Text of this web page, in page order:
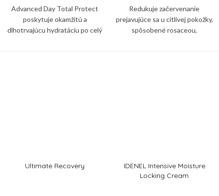
Advanced Day Total Protect
poskytuje okamžitú a
dlhotrvajúcu hydratáciu po celý
Redukuje začervenanie
prejavujúce sa u citlivej pokožky,
spôsobené rosaceou,
Ultimate Recovery
IDENEL Intensive Moisture
Locking Cream